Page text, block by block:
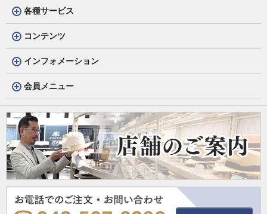
各種サービス
コンテンツ
インフォメーション
会員メニュー